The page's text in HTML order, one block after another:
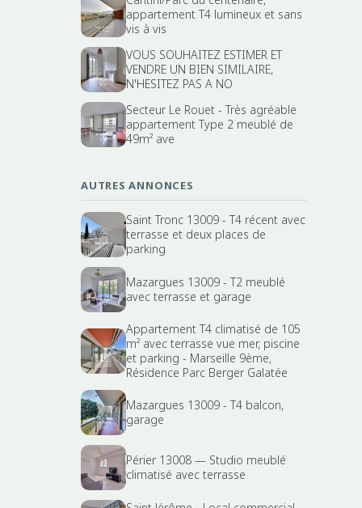
appartement T4 lumineux et sans
vis à vis
VOUS SOUHAITEZ ESTIMER ET
VENDRE UN BIEN SIMILAIRE,
N'HESITEZ PAS A NO
Secteur Le Rouet - Très agréable
appartement Type 2 meublé de
49m² ave
AUTRES ANNONCES
Saint Tronc 13009 - T4 récent avec
terrasse et deux places de
parking
Mazargues 13009 - T2 meublé
avec terrasse et garage
Appartement T4 climatisé de 105
m² avec terrasse vue mer, piscine
et parking - Marseille 9ème,
Résidence Parc Berger Galatée
Mazargues 13009 - T4 balcon,
garage
Périer 13008 — Studio meublé
climatisé avec terrasse